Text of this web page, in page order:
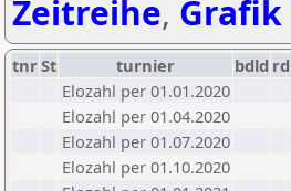
Zeitreihe,
tnrSt turnier bdld rd
Elozahl per 01.01.2020
Elozahl per 01.04.2020
Elozahl per 01.07.2020
Elozahl per 01.10.2020